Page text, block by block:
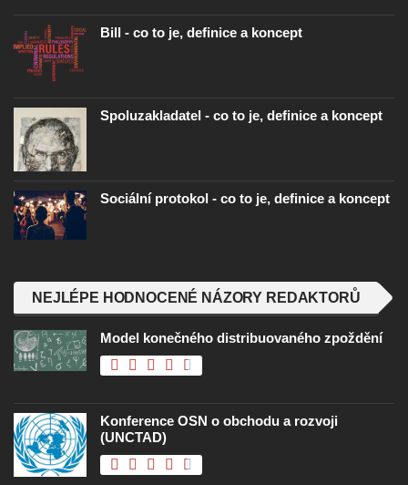
Bill - co to je, definice a koncept
Spoluzakladatel - co to je, definice a koncept
Sociální protokol - co to je, definice a koncept
NEJLÉPE HODNOCENÉ NÁZORY REDAKTORŮ
Model konečného distribuovaného zpoždění
Konference OSN o obchodu a rozvoji
(UNCTAD)